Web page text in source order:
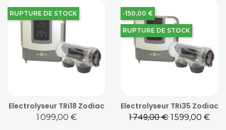
Electrolyseur TRi18 Zodiac
Prix
1 099,00 €
RUPTURE DE STOCK
Electrolyseur TRi35 Zodiac
Prix de base
1 749,00 € Prix
1 599,00 €
-150,00 €
RUPTURE DE STOCK